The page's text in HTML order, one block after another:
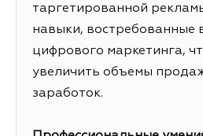
таргетированной
навыки, востребованные
цифрового маркетинга,
увеличить объемы
заработок.